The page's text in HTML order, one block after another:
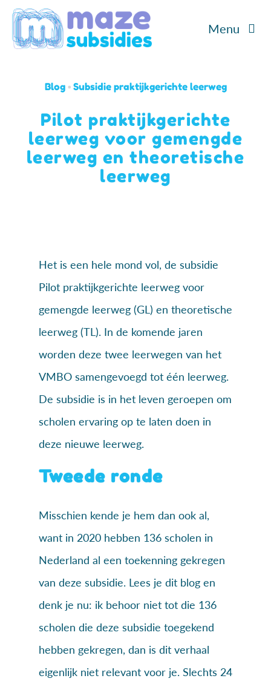
naar
Menu
Cases
Over ons
Blog• Subsidie praktijkgerichte leerweg
Pilot praktijkgerichte
leerweg voor gemengde
leerweg en theoretische
leerweg
Het is een hele mond vol, de subsidie
Pilot praktijkgerichte leerweg voor
gemengde leerweg (GL) en theoretische
leerweg (TL). In de komende jaren
worden deze twee leerwegen van het
VMBO samengevoegd tot één leerweg.
De subsidie is in het leven geroepen om
scholen ervaring op te laten doen in
deze nieuwe leerweg.
Tweede ronde
Misschien kende je hem dan ook al,
want in 2020 hebben 136 scholen in
Nederland al een toekenning gekregen
van deze subsidie. Lees je dit blog en
denk je nu: ik behoor niet tot die 136
scholen die deze subsidie toegekend
hebben gekregen, dan is dit verhaal
eigenlijk niet relevant voor je. Slechts 24